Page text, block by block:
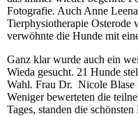
Fotografie. Auch Anne
Tierphysiotherapie Osterode
verwöhnte die Hunde mit
Ganz klar wurde auch ein
Wieda gesucht. 21 Hunde
Wahl. Frau Dr. Nicole
Weniger bewerteten die
Tages, standen die